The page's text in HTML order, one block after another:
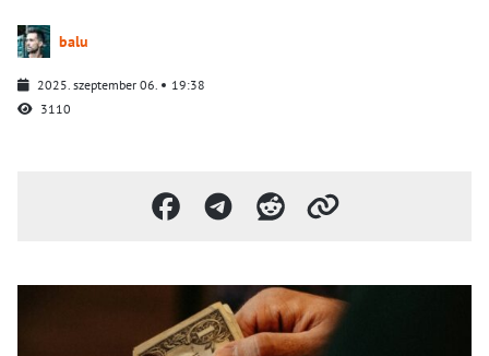
balu
2025. szeptember 06.
19:38
3110